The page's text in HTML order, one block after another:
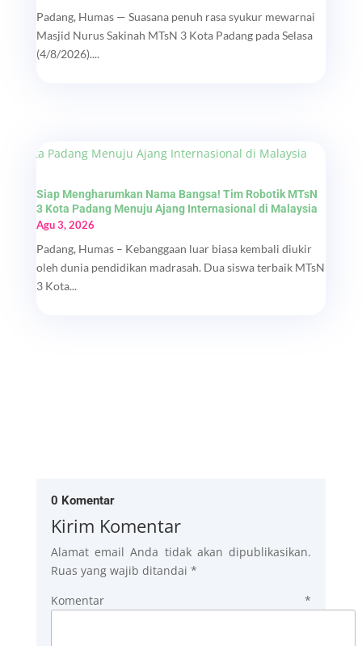
Padang, Humas — Suasana penuh rasa syukur mewarnai
Masjid Nurus Sakinah MTsN 3 Kota Padang pada Selasa
(4/8/2026)....
Siap Mengharumkan Nama Bangsa! Tim Robotik MTsN
3 Kota Padang Menuju Ajang Internasional di Malaysia
Agu 3, 2026
Padang, Humas – Kebanggaan luar biasa kembali diukir
oleh dunia pendidikan madrasah. Dua siswa terbaik MTsN
3 Kota...
0 Komentar
Kirim Komentar
Alamat email Anda tidak akan dipublikasikan.
Ruas yang wajib ditandai *
Komentar*